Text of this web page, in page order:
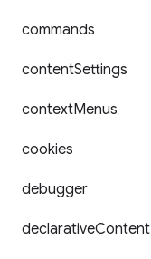
commands
contentSettings
contextMenus
cookies
debugger
declarativeContent